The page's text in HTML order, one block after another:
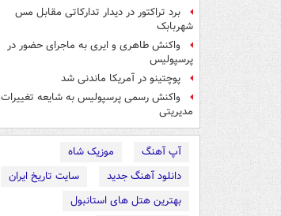
برد تراکتور در دیدار تدارکاتی مقابل مس
شهربابک
واکنش طاهری و ایری به ماجرای حضور در
پرسپولیس
پوچتینو در آمریکا ماندنی شد
واکنش رسمی پرسپولیس به شایعه تغییرات
مدیریتی
آپ آهنگ
موزیک شاه
دانلود آهنگ جدید
سایت تاریخ ایران
بهترین هتل های استانبول